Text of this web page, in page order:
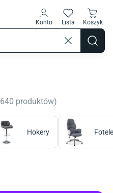
Konto Lista Koszyk
640 produktów)
Hokery